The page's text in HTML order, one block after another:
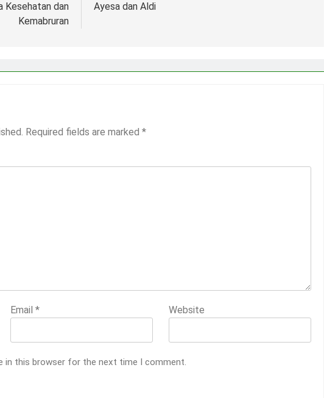
Kesehatan dan
Kemabruran
Ayesa dan Aldi
Required fields are marked *
Email * Website
in this browser for the next time I comment.